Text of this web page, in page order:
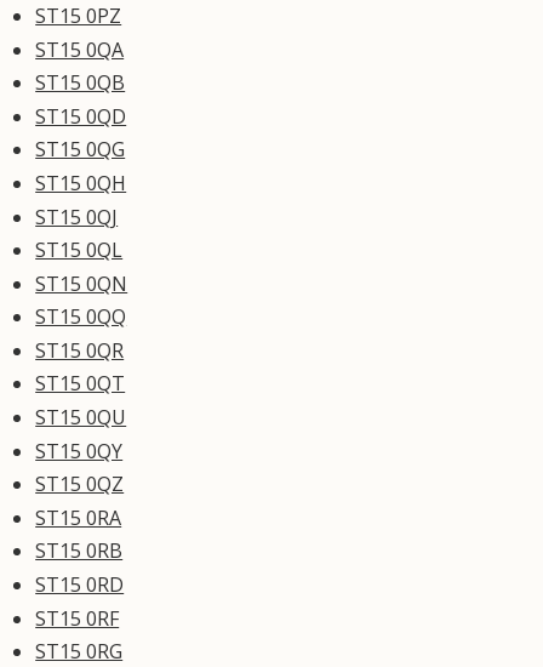
ST15 0PZ
ST15 0QA
ST15 0QB
ST15 0QD
ST15 0QG
ST15 0QH
ST15 0QJ
ST15 0QL
ST15 0QN
ST15 0QQ
ST15 0QR
ST15 0QT
ST15 0QU
ST15 0QY
ST15 0QZ
ST15 0RA
ST15 0RB
ST15 0RD
ST15 0RF
ST15 0RG